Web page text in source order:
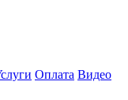
Оплата Видео